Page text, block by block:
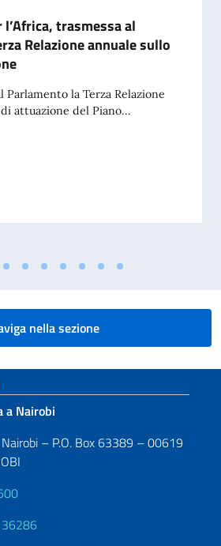
trasmessa al
Relazione annuale sullo
Parlamento la Terza Relazione
attuazione del Piano...
l’Africa, trasmessa al Parlamento la
nella sezione
a Nairobi
Nairobi – P.O. Box 63389 – 00619